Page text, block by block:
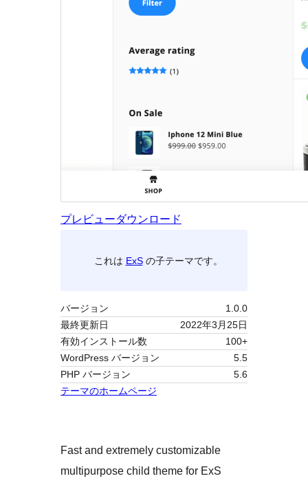
プレビューダウンロード
これは ExSの子テーマです。
バージョン
1.0.0
最終更新日
2022年3月25日
有効インストール数
100+
WordPress バージョン
5.5
PHP バージョン
5.6
テーマのホームページ
Fast and extremely customizable
multipurpose child theme for ExS